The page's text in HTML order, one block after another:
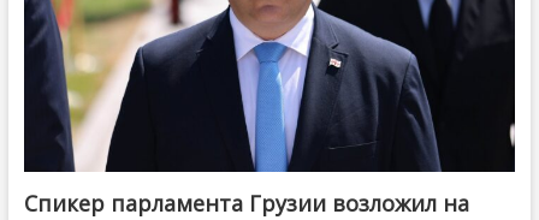
Спикер парламента Грузии возложил на